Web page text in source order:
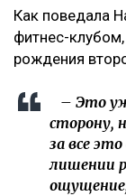
Как поведала
фитнес-
рождения
– Это
сторону,
за все
лишении